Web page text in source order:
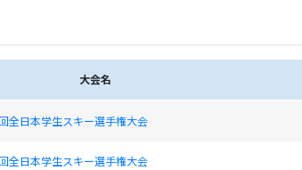
大会名
日本学生スキー選手権大会
日本学生スキー選手権大会